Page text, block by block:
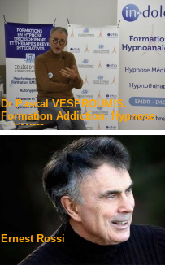
Dr Pascal VESPROUMIS.
Formation Addiction, Hypnose
et EMDR
Ernest Rossi